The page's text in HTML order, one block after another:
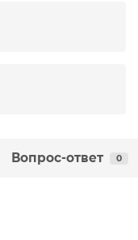
Вопрос-ответ 0